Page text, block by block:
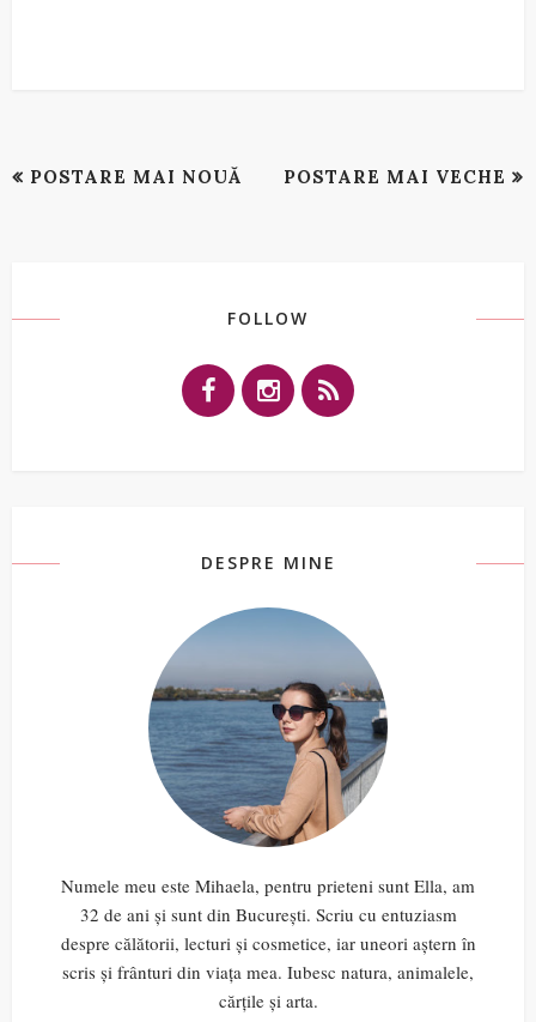
POSTARE MAI NOUĂ POSTARE MAI VECHE
FOLLOW
DESPRE MINE
Numele meu este Mihaela, pentru prieteni sunt Ella, am
32 de ani și sunt din București. Scriu cu entuziasm
despre călătorii, lecturi și cosmetice, iar uneori aștern în
scris și frânturi din viața mea. Iubesc natura, animalele,
cărțile și arta.